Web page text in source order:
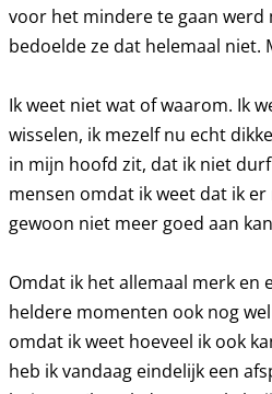
voor het mindere te gaan werd
bedoelde ze dat helemaal niet.
Ik weet niet wat of waarom. Ik
wisselen, ik mezelf nu echt
in mijn hoofd zit, dat ik niet
mensen omdat ik weet dat ik
gewoon niet meer goed aan
Omdat ik het allemaal merk en
heldere momenten ook nog
omdat ik weet hoeveel ik ook
heb ik vandaag eindelijk een